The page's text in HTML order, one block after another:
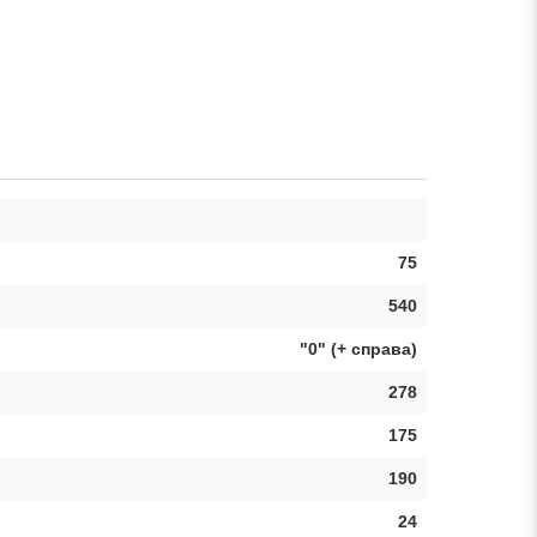
75
540
"0" (+ справа)
278
175
190
24